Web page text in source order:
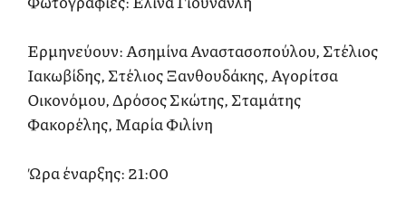
Ερμηνεύουν: Ασημίνα Αναστασοπούλου, Στέλιος
Ιακωβίδης, Στέλιος Ξανθουδάκης, Αγορίτσα
Οικονόμου, Δρόσος Σκώτης, Σταμάτης
Φακορέλης, Μαρία Φιλίνη
Ώρα έναρξης: 21:00